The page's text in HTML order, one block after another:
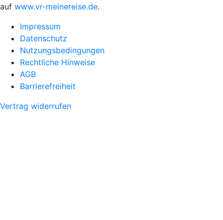
auf www.vr-meinereise.de.
Impressum
Datenschutz
Nutzungsbedingungen
Rechtliche Hinweise
AGB
Barrierefreiheit
Vertrag widerrufen